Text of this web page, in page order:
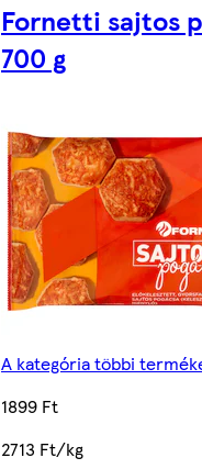
Fornetti sajtos
700 g
A kategória többi
1899 Ft
2713 Ft/kg